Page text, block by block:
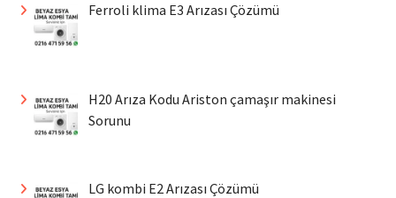
Ferroli klima E3 Arızası Çözümü
H20 Arıza Kodu Ariston çamaşır makinesi
Sorunu
LG kombi E2 Arızası Çözümü